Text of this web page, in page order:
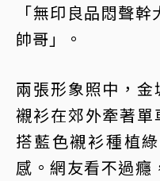
「無印良品悶聲
帥哥」。
兩張形象照中，
襯衫在郊外牽著
搭藍色襯衫種植
感。網友看不過癮